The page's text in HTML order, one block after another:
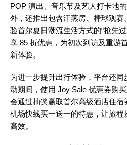
POP 演出、音乐节及艺人打卡地
外，还推出包含汗蒸房、棒球观
验首尔夏日潮流生活方式的“抢先
享 85 折优惠，为初次到访及重游
新体验。
为进一步提升出行体验，平台还
动期间，使用 Joy Sale 优惠券购
会通过抽奖赢取首尔高级酒店住
机场快线买一送一的特惠，让旅
高效。